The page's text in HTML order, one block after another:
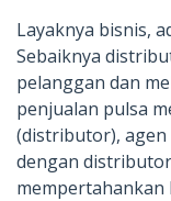
Layaknya bisnis,
Sebaiknya
pelanggan dan
penjualan pulsa
(distributor),
dengan
mempertahankan